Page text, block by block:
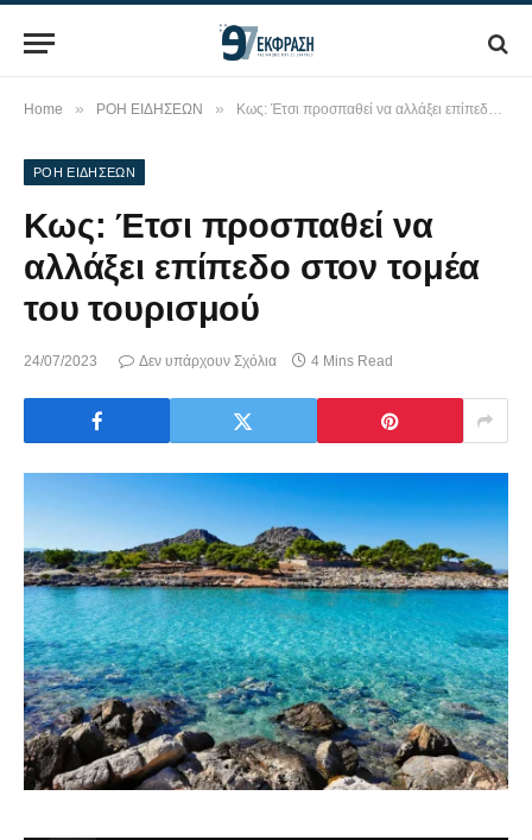
Home » ΡΟΗ ΕΙΔΗΣΕΩΝ » Κως: Έτσι προσπαθεί να αλλάξει επίπεδο στον τομέα του τουρισμού
ΡΟΗ ΕΙΔΗΣΕΩΝ
Κως: Έτσι προσπαθεί να
αλλάξει επίπεδο στον τομέα
του τουρισμού
24/07/2023 Δεν υπάρχουν Σχόλια 4 Mins Read